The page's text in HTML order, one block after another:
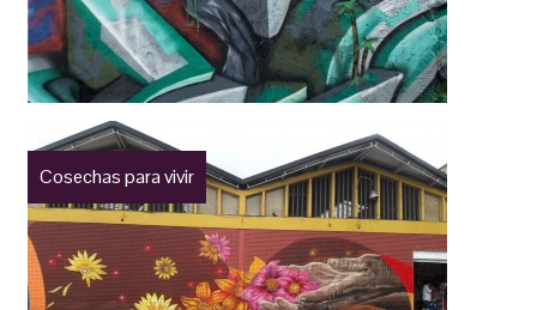
Cosechas para vivir